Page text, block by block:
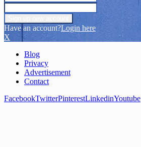
Have an account?Login here
X
Blog
Privacy
Advertisement
Contact
FacebookTwitterPinterestLinkedinYoutube